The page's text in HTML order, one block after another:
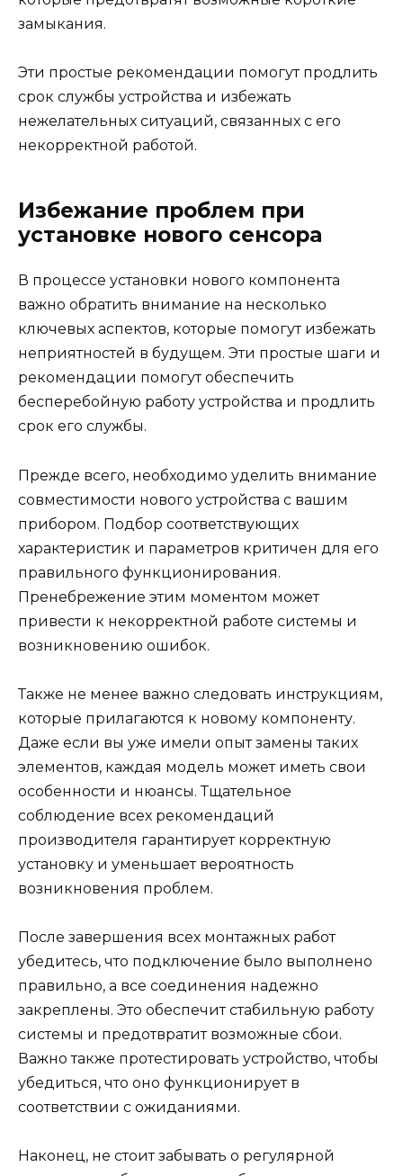
замыкания.
Эти простые рекомендации помогут продлить
срок службы устройства и избежать
нежелательных ситуаций, связанных с его
некорректной работой.
Избежание проблем при
установке нового сенсора
В процессе установки нового компонента
важно обратить внимание на несколько
ключевых аспектов, которые помогут избежать
неприятностей в будущем. Эти простые шаги и
рекомендации помогут обеспечить
бесперебойную работу устройства и продлить
срок его службы.
Прежде всего, необходимо уделить внимание
совместимости нового устройства с вашим
прибором. Подбор соответствующих
характеристик и параметров критичен для его
правильного функционирования.
Пренебрежение этим моментом может
привести к некорректной работе системы и
возникновению ошибок.
Также не менее важно следовать инструкциям,
которые прилагаются к новому компоненту.
Даже если вы уже имели опыт замены таких
элементов, каждая модель может иметь свои
особенности и нюансы. Тщательное
соблюдение всех рекомендаций
производителя гарантирует корректную
установку и уменьшает вероятность
возникновения проблем.
После завершения всех монтажных работ
убедитесь, что подключение было выполнено
правильно, а все соединения надежно
закреплены. Это обеспечит стабильную работу
системы и предотвратит возможные сбои.
Важно также протестировать устройство, чтобы
убедиться, что оно функционирует в
соответствии с ожиданиями.
Наконец, не стоит забывать о регулярной